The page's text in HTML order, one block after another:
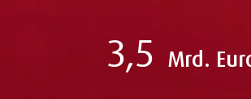
3,5 Mrd.